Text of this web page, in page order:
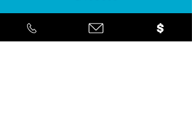
Conecta con nosotros